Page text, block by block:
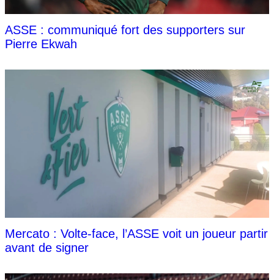
ASSE : communiqué fort des supporters sur
Pierre Ekwah
Mercato : Volte-face, l’ASSE voit un joueur partir
avant de signer